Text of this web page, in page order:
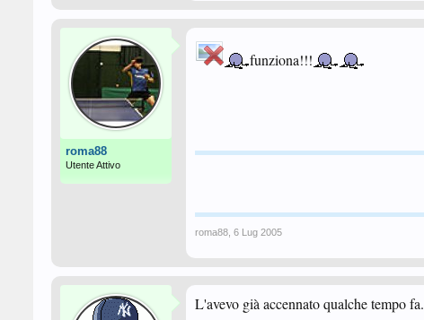
roma88
Utente Attivo
funziona!!!
roma88 6 Lug 2005
L'avevo già accennato qualche tempo fa.